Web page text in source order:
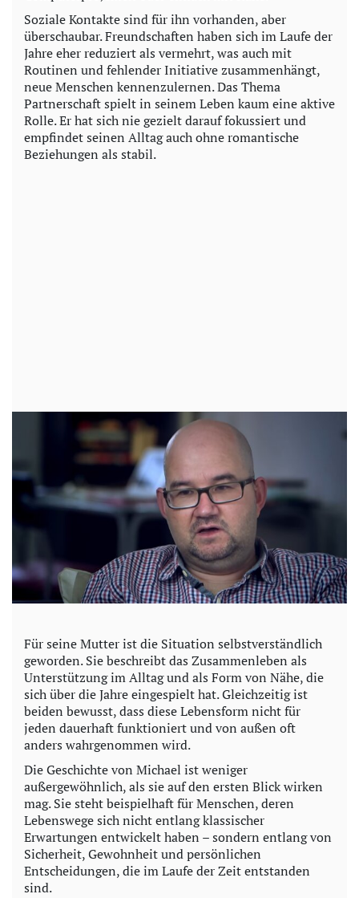
Soziale Kontakte sind für ihn vorhanden, aber
überschaubar. Freundschaften haben sich im Laufe der
Jahre eher reduziert als vermehrt, was auch mit
Routinen und fehlender Initiative zusammenhängt,
neue Menschen kennenzulernen. Das Thema
Partnerschaft spielt in seinem Leben kaum eine aktive
Rolle. Er hat sich nie gezielt darauf fokussiert und
empfindet seinen Alltag auch ohne romantische
Beziehungen als stabil.
Für seine Mutter ist die Situation selbstverständlich
geworden. Sie beschreibt das Zusammenleben als
Unterstützung im Alltag und als Form von Nähe, die
sich über die Jahre eingespielt hat. Gleichzeitig ist
beiden bewusst, dass diese Lebensform nicht für
jeden dauerhaft funktioniert und von außen oft
anders wahrgenommen wird.
Die Geschichte von Michael ist weniger
außergewöhnlich, als sie auf den ersten Blick wirken
mag. Sie steht beispielhaft für Menschen, deren
Lebenswege sich nicht entlang klassischer
Erwartungen entwickelt haben – sondern entlang von
Sicherheit, Gewohnheit und persönlichen
Entscheidungen, die im Laufe der Zeit entstanden
sind.